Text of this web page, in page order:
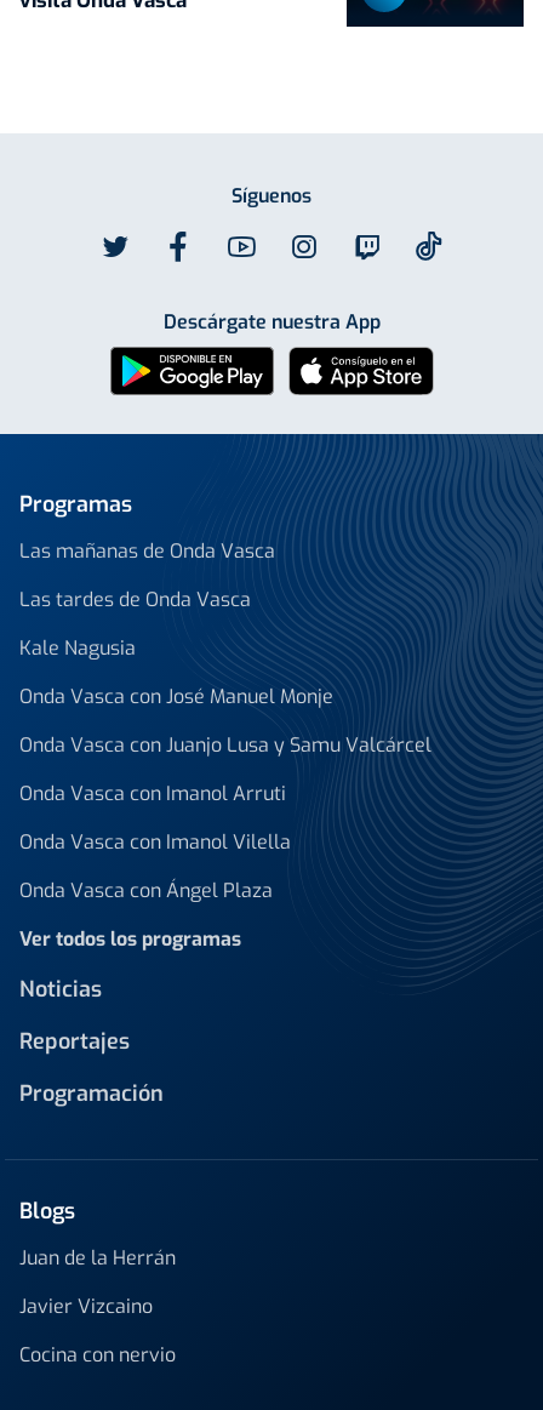
Síguenos
Descárgate nuestra App
Programas
Las mañanas de Onda Vasca
Las tardes de Onda Vasca
Kale Nagusia
Onda Vasca con José Manuel Monje
Onda Vasca con Juanjo Lusa y Samu Valcárcel
Onda Vasca con Imanol Arruti
Onda Vasca con Imanol Vilella
Onda Vasca con Ángel Plaza
Ver todos los programas
Noticias
Reportajes
Programación
Blogs
Juan de la Herrán
Javier Vizcaino
Cocina con nervio